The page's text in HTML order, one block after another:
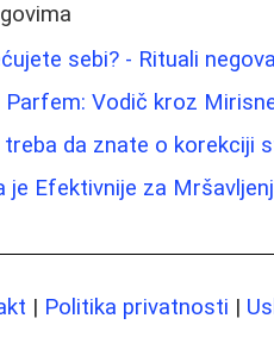
sebi? - Rituali
Parfem: Vodič kroz
da znate o korekciji
je Efektivnije za
| Politika privatnosti |